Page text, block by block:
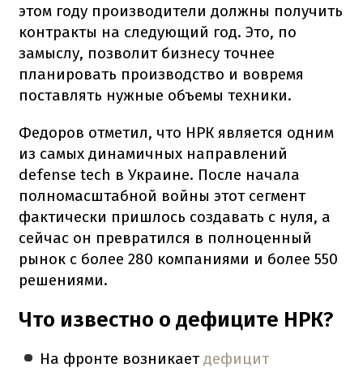
этом году производители должны получить
контракты на следующий год. Это, по
замыслу, позволит бизнесу точнее
планировать производство и вовремя
поставлять нужные объемы техники.
Федоров отметил, что НРК является одним
из самых динамичных направлений
defense tech в Украине. После начала
полномасштабной войны этот сегмент
фактически пришлось создавать с нуля, а
сейчас он превратился в полноценный
рынок с более 280 компаниями и более 550
решениями.
Что известно о дефиците НРК?
На фронте возникаетдефицит